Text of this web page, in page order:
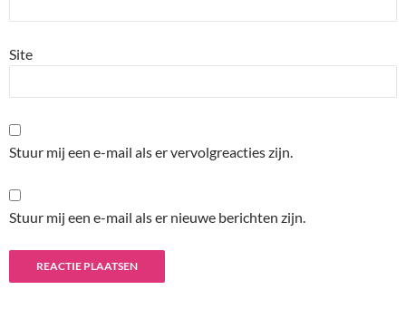
Site
Stuur mij een e-mail als er vervolgreacties zijn.
Stuur mij een e-mail als er nieuwe berichten zijn.